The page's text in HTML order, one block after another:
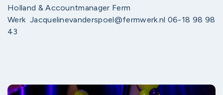
Holland & Accountmanager Ferm
Werk Jacquelinevanderspoel@fermwerk.nl 06-18 98 98
43